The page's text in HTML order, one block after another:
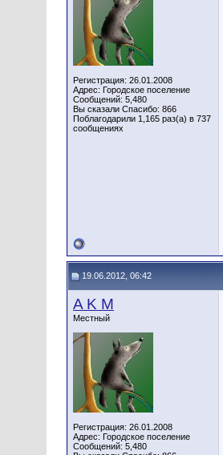
Регистрация: 26.01.2008
Адрес: Городское поселение
Сообщений: 5,480
Вы сказали Спасибо: 866
Поблагодарили 1,165 раз(а) в 737
сообщениях
19.06.2012, 06:42
A K M
Местный
Регистрация: 26.01.2008
Адрес: Городское поселение
Сообщений: 5,480